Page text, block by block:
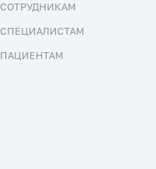
СОТРУДНИКАМ
СПЕЦИАЛИСТАМ
ПАЦИЕНТАМ